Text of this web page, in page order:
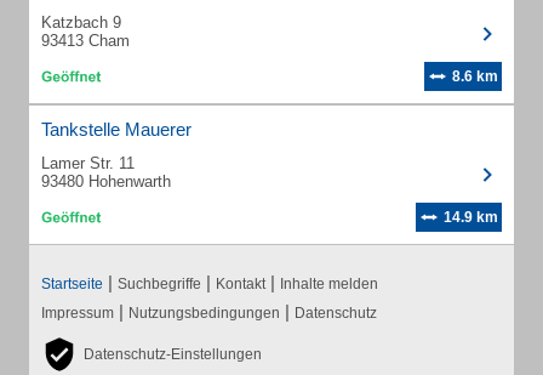
Katzbach 9
93413 Cham
8.6 km
Tankstelle Mauerer
Lamer Str. 11
93480 Hohenwarth
14.9 km
Startseite | Suchbegriffe | Kontakt | Inhalte melden
Impressum | Nutzungsbedingungen | Datenschutz
Datenschutz-Einstellungen